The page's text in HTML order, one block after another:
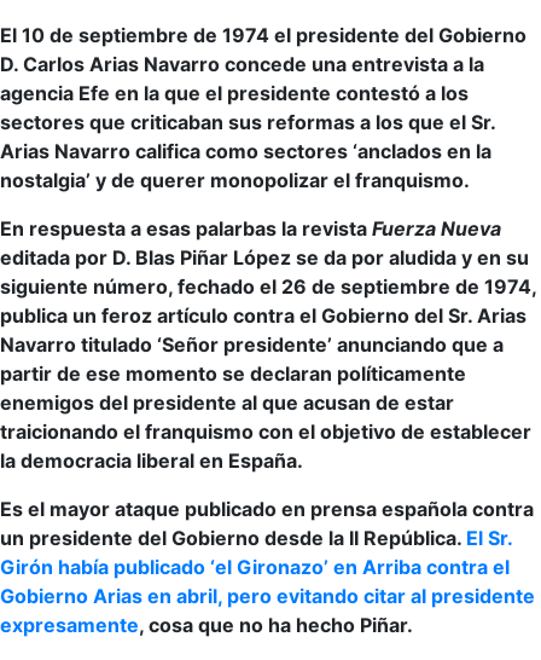
El 10 de septiembre de 1974 el presidente del Gobierno
D. Carlos Arias Navarro concede una entrevista a la
agencia Efe en la que el presidente contestó a los
sectores que criticaban sus reformas a los que el Sr.
Arias Navarro califica como sectores ‘anclados en la
nostalgia’ y de querer monopolizar el franquismo.
En respuesta a esas palarbas la revista Fuerza Nueva
editada por D. Blas Piñar López se da por aludida y en su
siguiente número, fechado el 26 de septiembre de 1974,
publica un feroz artículo contra el Gobierno del Sr. Arias
Navarro titulado ‘Señor presidente’ anunciando que a
partir de ese momento se declaran políticamente
enemigos del presidente al que acusan de estar
traicionando el franquismo con el objetivo de establecer
la democracia liberal en España.
Es el mayor ataque publicado en prensa española contra
un presidente del Gobierno desde la II República. El Sr.
Girón había publicado ‘el Gironazo’ en Arriba contra el
Gobierno Arias en abril, pero evitando citar al presidente
expresamente, cosa que no ha hecho Piñar.